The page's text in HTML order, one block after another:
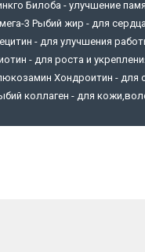
Билоба - улучшение
3 Рыбий жир - для сердца
- для улучшения
- для роста и
Хондроитин - для
коллаген - для